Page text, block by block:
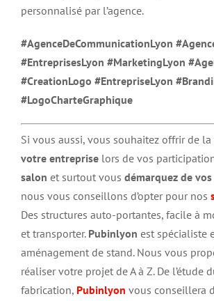
personnalisé par l’agence.
#AgenceDeCommunicationLyon
#EntreprisesLyon #MarketingLyon #
#CreationLogo #EntrepriseLyon
#LogoCharteGraphique
Si vous aussi, vous souhaitez offrir de la
votre entreprise lors de vos
salon et surtout vous démarquez de
nous vous conseillons d’opter pour nos
Des structures auto-portantes, facile à
et transporter. Pubinlyon est spécialiste
aménagement de stand. Nous vous
réaliser votre projet de A à Z. De l’étude
fabrication, Pubinlyon vous conseillera